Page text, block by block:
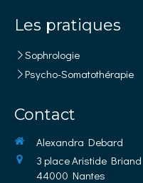
Les pratiques
Sophrologie
Psycho-Somatothérapie
Contact
Alexandra Debard
3 place Aristide Briand
44000 Nantes